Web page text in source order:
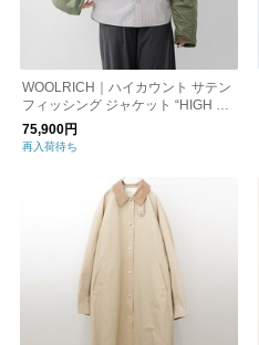
WOOLRICH｜ハイカウント サテン
フィッシング ジャケット “HIGH CO
UNT SATIN FISHING JACKET TYP
E3” wjou2019-tr
75,900円
再入荷待ち